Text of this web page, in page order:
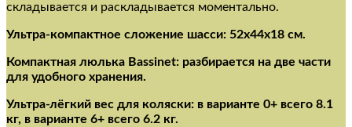
складывается и раскладывается моментально.
Ультра-компактное сложение шасси: 52x44x18 см.
Компактная люлька Bassinet: разбирается на две части
для удобного хранения.
Ультра-лёгкий вес для коляски: в варианте 0+ всего 8.1
кг, в варианте 6+ всего 6.2 кг.